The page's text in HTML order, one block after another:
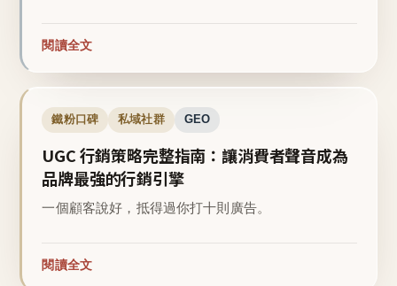
閱讀全文
鐵粉口碑 私域社群 GEO
UGC 行銷策略完整指南：讓消費者聲音成為
品牌最強的行銷引擎
一個顧客說好，抵得過你打十則廣告。
閱讀全文